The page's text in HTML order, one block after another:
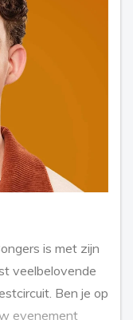
is met zijn
veelbelovende
Ben je op
evenement